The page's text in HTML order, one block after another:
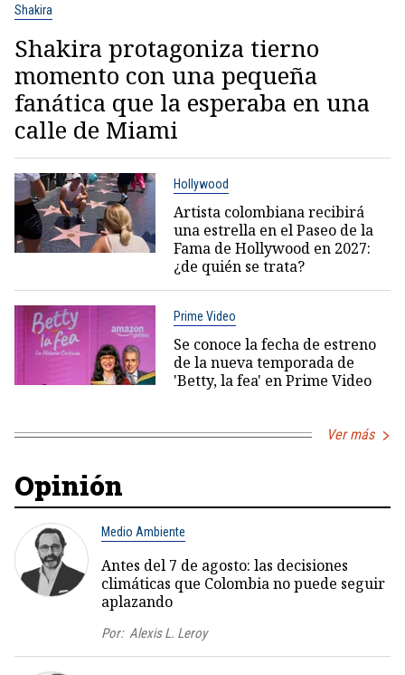
Shakira
Shakira protagoniza tierno
momento con una pequeña
fanática que la esperaba en una
calle de Miami
Hollywood
Artista colombiana recibirá
una estrella en el Paseo de la
Fama de Hollywood en 2027:
¿de quién se trata?
Prime Video
Se conoce la fecha de estreno
de la nueva temporada de
'Betty, la fea' en Prime Video
Ver más
Opinión
Medio Ambiente
Antes del 7 de agosto: las decisiones
climáticas que Colombia no puede seguir
aplazando
Por: Alexis L. Leroy